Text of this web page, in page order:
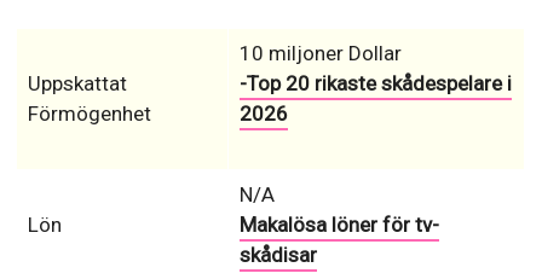
Uppskattat
Förmögenhet
10 miljoner Dollar
-Top 20 rikaste skådespelare i
2026
Lön
N/A
Makalösa löner för tv-
skådisar